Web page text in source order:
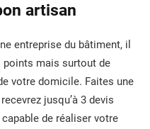
artisan
entreprise du bâtiment, il
mais surtout de
votre domicile. Faites une
jusqu’à 3 devis
de réaliser votre